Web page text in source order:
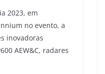
2023, em
no evento, a
inovadoras
AEW&C, radares